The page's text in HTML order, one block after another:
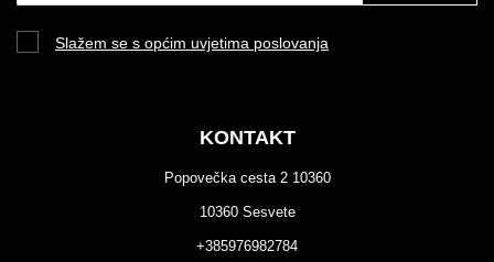
Slažem se s općim uvjetima poslovanja
KONTAKT
Popovečka cesta 2 10360
10360 Sesvete
+385976982784